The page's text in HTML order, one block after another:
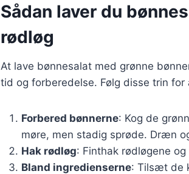
Sådan laver du
rødløg
At lave bønnesalat med grønne
tid og forberedelse. Følg disse trin for
Forbered bønnerne: Kog de
møre, men stadig sprøde. Dræn
Hak rødløg: Finthak rødløgene
Bland ingredienserne: Tilsæt de